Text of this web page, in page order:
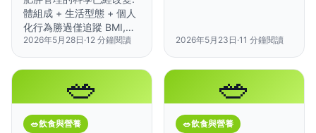
體組成 + 生活型態 + 個人
化行為勝過僅追蹤 BMI,根
據 DPP/Look
AHEAD/STEP 試驗與
WHO/ADA 指引。HAVIT
整合 AI 體組成估算(n=70
InBody 為參照的內部研
126 種原型個人化,以及
2026年5月28日 ·12 分鐘閱讀 2026年5月23日 ·11 分鐘閱讀
🥗
🥗飲食與營養
🥗
🥗飲食與營養